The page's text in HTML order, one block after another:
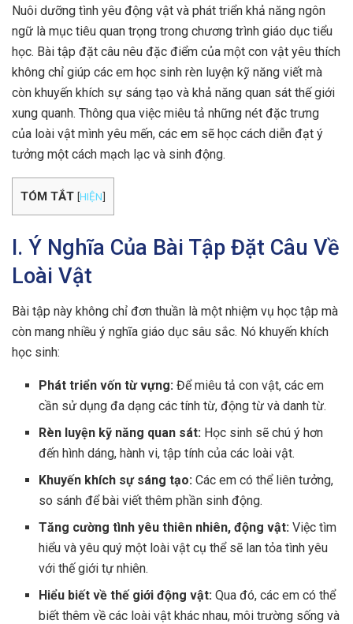
Nuôi dưỡng tình yêu động vật và phát triển khả năng ngôn
ngữ là mục tiêu quan trọng trong chương trình giáo dục tiểu
học. Bài tập đặt câu nêu đặc điểm của một con vật yêu thích
không chỉ giúp các em học sinh rèn luyện kỹ năng viết mà
còn khuyến khích sự sáng tạo và khả năng quan sát thế giới
xung quanh. Thông qua việc miêu tả những nét đặc trưng
của loài vật mình yêu mến, các em sẽ học cách diễn đạt ý
tưởng một cách mạch lạc và sinh động.
TÓM TẮT [HIỆN]
I. Ý Nghĩa Của Bài Tập Đặt Câu Về
Loài Vật
Bài tập này không chỉ đơn thuần là một nhiệm vụ học tập mà
còn mang nhiều ý nghĩa giáo dục sâu sắc. Nó khuyến khích
học sinh:
Phát triển vốn từ vựng: Để miêu tả con vật, các em
cần sử dụng đa dạng các tính từ, động từ và danh từ.
Rèn luyện kỹ năng quan sát: Học sinh sẽ chú ý hơn
đến hình dáng, hành vi, tập tính của các loài vật.
Khuyến khích sự sáng tạo: Các em có thể liên tưởng,
so sánh để bài viết thêm phần sinh động.
Tăng cường tình yêu thiên nhiên, động vật: Việc tìm
hiểu và yêu quý một loài vật cụ thể sẽ lan tỏa tình yêu
với thế giới tự nhiên.
Hiểu biết về thế giới động vật: Qua đó, các em có thể
biết thêm về các loài vật khác nhau, môi trường sống và